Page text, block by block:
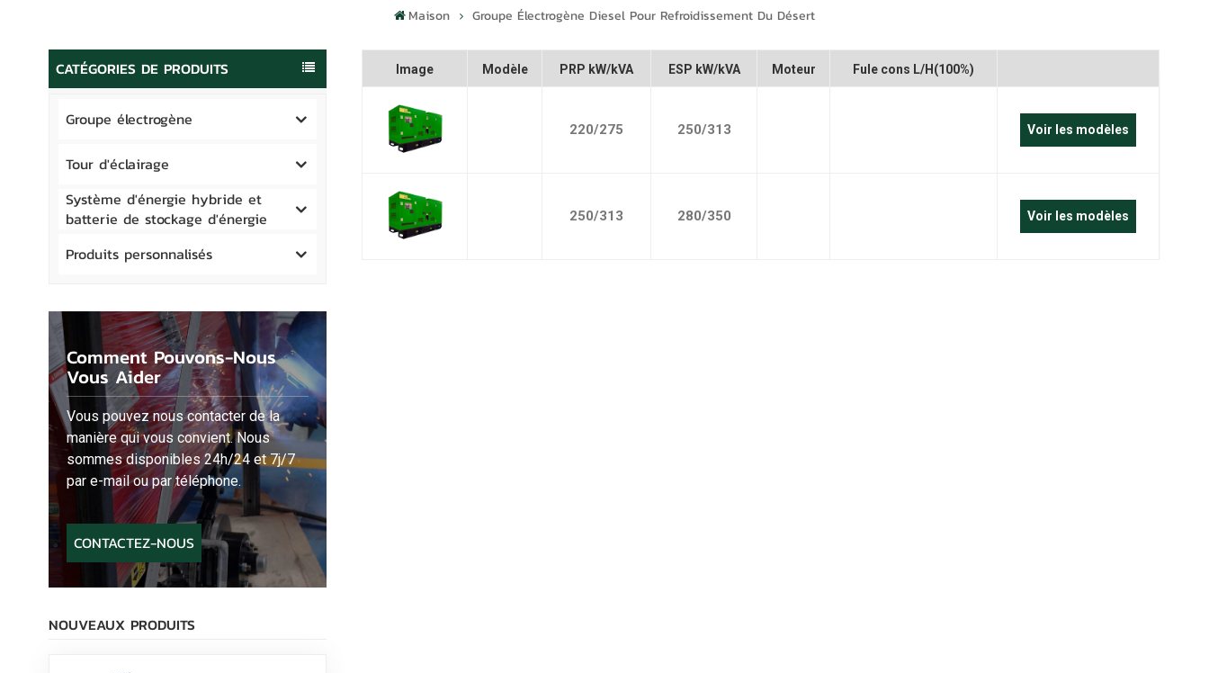
Melayu
Maison Groupe Électrogène Diesel Pour Refroidissement Du Désert
CATÉGORIES DE PRODUITS
Groupe électrogène
Tour d'éclairage
Système d'énergie hybride et
batterie de stockage d'énergie
Produits personnalisés
Comment Pouvons-Nous
Vous Aider
Vous pouvez nous contacter de la
manière qui vous convient. Nous
sommes disponibles 24h/24 et 7j/7
par e-mail ou par téléphone.
CONTACTEZ-NOUS
NOUVEAUX PRODUITS
Image Modèle PRP kW/kVA ESP kW/kVA Moteur Fule cons L/H(100%)
220/275 250/313 Voir les modèles
250/313 280/350 Voir les modèles